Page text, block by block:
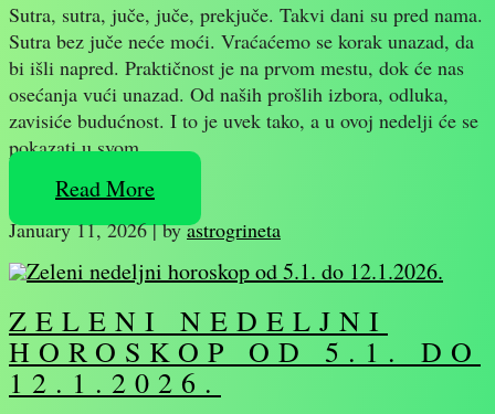
Sutra, sutra, juče, juče, prekjuče. Takvi dani su pred nama.
Sutra bez juče neće moći. Vraćaćemo se korak unazad, da
bi išli napred. Praktičnost je na prvom mestu, dok će nas
osećanja vući unazad. Od naših prošlih izbora, odluka,
zavisiće budućnost. I to je uvek tako, a u ovoj nedelji će se
pokazati u svom…
Read More
January 11, 2026|byastrogrineta
ZELENI NEDELJNI
HOROSKOP OD 5.1. DO
12.1.2026.